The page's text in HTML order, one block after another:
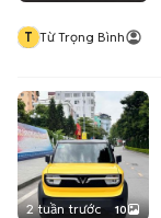
T Từ Trọng Bình
2 tuần trước 10